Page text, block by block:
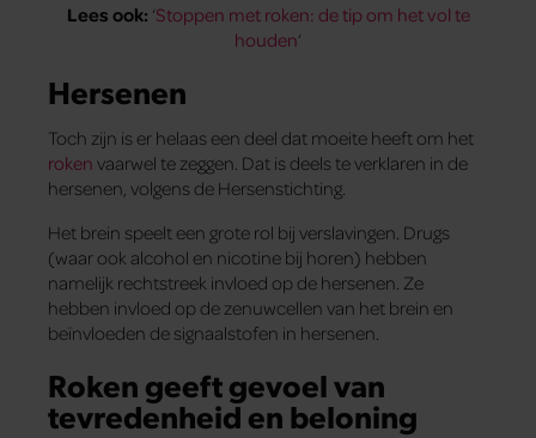
Lees ook: ‘Stoppen met roken: de tip om het vol te
houden‘
Hersenen
Toch zijn is er helaas een deel dat moeite heeft om het
roken vaarwel te zeggen. Dat is deels te verklaren in de
hersenen, volgens de Hersenstichting.
Het brein speelt een grote rol bij verslavingen. Drugs
(waar ook alcohol en nicotine bij horen) hebben
namelijk rechtstreek invloed op de hersenen. Ze
hebben invloed op de zenuwcellen van het brein en
beïnvloeden de signaalstofen in hersenen.
Roken geeft gevoel van
tevredenheid en beloning